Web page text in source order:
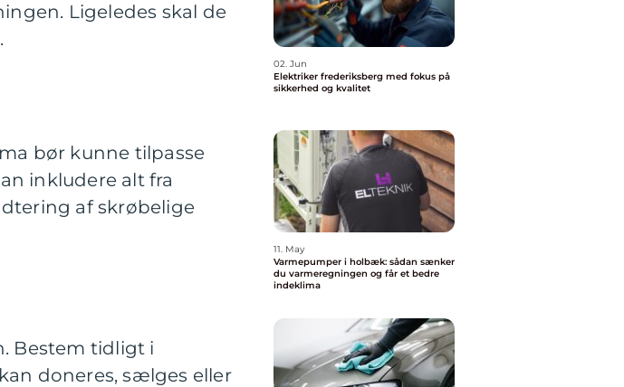
Ligeledes skal de
bør kunne tilpasse
inkludere alt fra
af skrøbelige
Bestem tidligt i
doneres, sælges eller
02. Jun
Elektriker frederiksberg med fokus på
sikkerhed og kvalitet
11. May
Varmepumper i holbæk: sådan sænker
du varmeregningen og får et bedre
indeklima